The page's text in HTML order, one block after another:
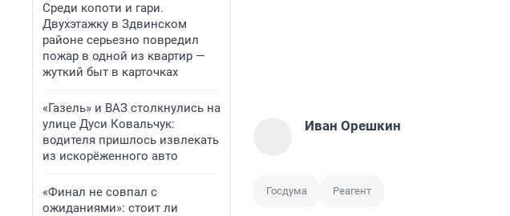
Среди копоти и гари.
Двухэтажку в Здвинском
районе серьезно повредил
пожар в одной из квартир —
жуткий быт в карточках
«Газель» и ВАЗ столкнулись на
улице Дуси Ковальчук:
водителя пришлось извлекать
из искорёженного авто
«Финал не совпал с
ожиданиями»: стоит ли
Иван Орешкин
Госдума Реагент